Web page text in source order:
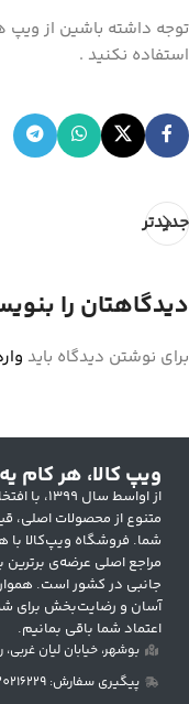
توجه داشته باشین از ویپ
استفاده نکنید .
جدیدتر
دیدگاهتان را
برای نوشتن دیدگاه باید
ویپ کالا، هر کام
از اواسط
متنوع از محصولات اصلی،
شما. فروشگاه ویپ‌کالا با
مراجع اصلی عرضه‌ی
جانبی در کشور است.
آسان و رضایت‌بخش برای
اعتماد شما باقی بمانیم.
بوشهر، خیابان لیان
پیگیری سفارش: 09120216229